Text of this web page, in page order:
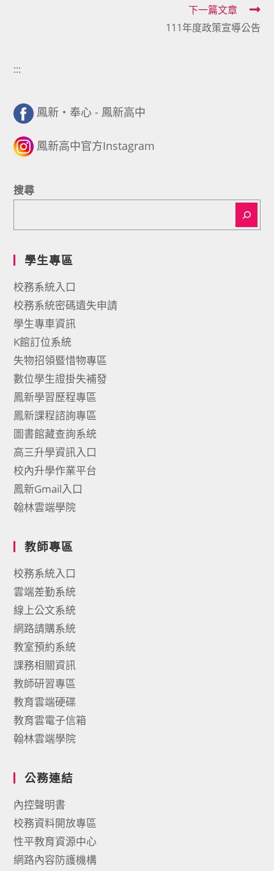
下一篇文章
111年度政策宣導公告
:::
鳳新・奉心 - 鳳新高中
鳳新高中官方Instagram
搜尋
學生專區
校務系統入口
校務系統密碼遺失申請
學生專車資訊
K館訂位系統
失物招領暨惜物專區
數位學生證掛失補發
鳳新學習歷程專區
鳳新課程諮詢專區
圖書館藏查詢系統
高三升學資訊入口
校內升學作業平台
鳳新Gmail入口
翰林雲端學院
教師專區
校務系統入口
雲端差勤系統
線上公文系統
網路請購系統
教室預約系統
課務相關資訊
教師研習專區
教育雲端硬碟
教育雲電子信箱
翰林雲端學院
公務連結
內控聲明書
校務資料開放專區
性平教育資源中心
網路內容防護機構